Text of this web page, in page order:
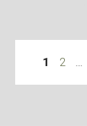
Página
1 Página
2